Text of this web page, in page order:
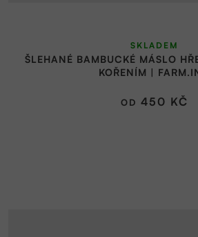
ŠLEHANÉ BAMBUCKÉ MÁSLO
KOŘENÍM |
hodnocení
produktu
5,0
SKLADEM
OD 450 KČ